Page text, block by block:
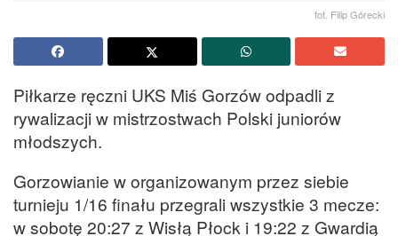
fot. Filip Górecki
Piłkarze ręczni UKS Miś Gorzów odpadli z
rywalizacji w mistrzostwach Polski juniorów
młodszych.
Gorzowianie w organizowanym przez siebie
turnieju 1/16 finału przegrali wszystkie 3 mecze:
w sobotę 20:27 z Wisłą Płock i 19:22 z Gwardią